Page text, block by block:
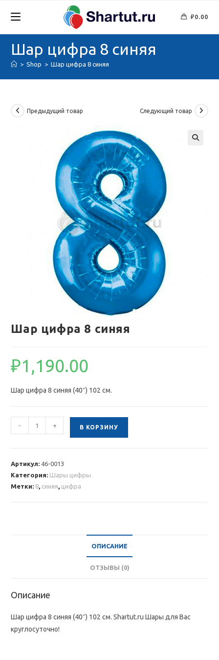
₽0.00
Шар цифра 8 синяя
> Shop > Шар цифра 8 синяя
Предыдущий товар Следующий товар
Шар цифра 8 синяя
₽1,190.00
Шар цифра 8 синяя (40″) 102 см.
Количество
товара
синяя
- + В КОРЗИНУ
Артикул: 46-0013
Категория: Шары цифры
Метки: 8, синяя, цифра
ОПИСАНИЕ
ОТЗЫВЫ (0)
Описание
Шар цифра 8 синяя (40″) 102 см. Shartut.ru Шары для Вас
круглосуточно!